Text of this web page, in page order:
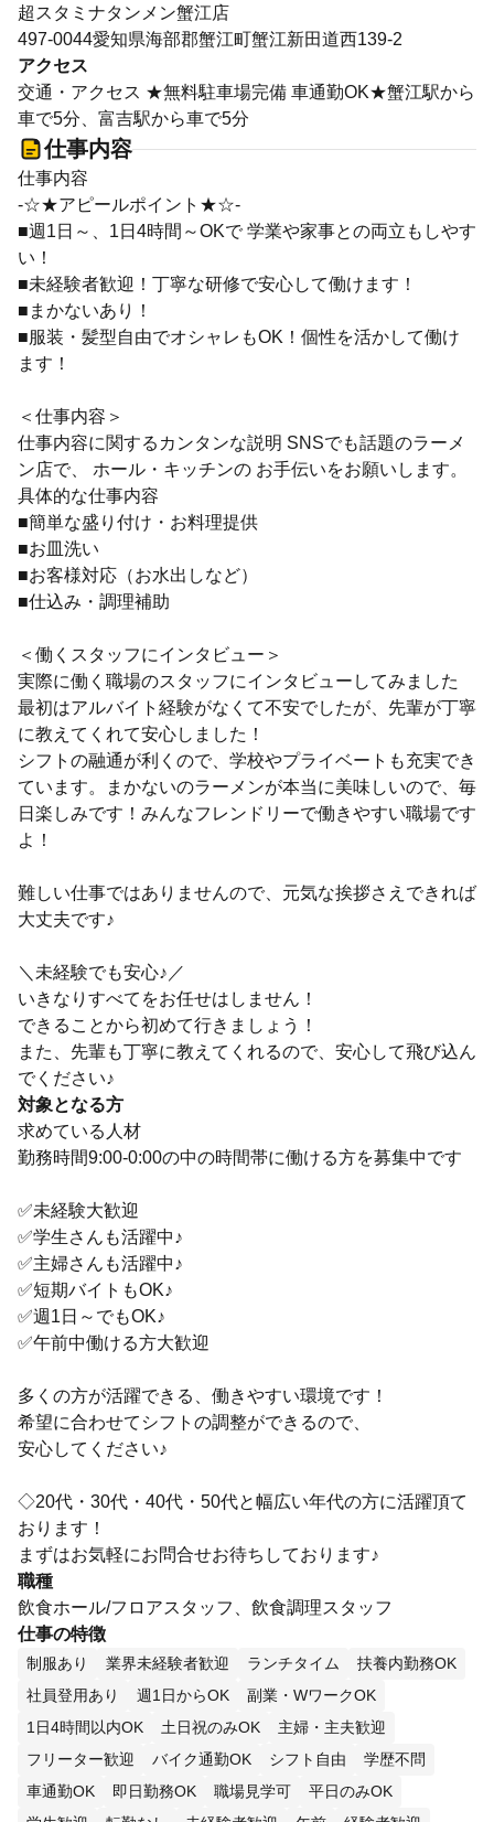
超スタミナタンメン蟹江店
497-0044愛知県海部郡蟹江町蟹江新田道西139-2
アクセス
交通・アクセス ★無料駐車場完備 車通勤OK★蟹江駅から
車で5分、富吉駅から車で5分
仕事内容
仕事内容
-☆★アピールポイント★☆-
■週1日～、1日4時間～OKで 学業や家事との両立もしやす
い！
■未経験者歓迎！丁寧な研修で安心して働けます！
■まかないあり！
■服装・髪型自由でオシャレもOK！個性を活かして働け
ます！
＜仕事内容＞
仕事内容に関するカンタンな説明 SNSでも話題のラーメ
ン店で、 ホール・キッチンの お手伝いをお願いします。
具体的な仕事内容
■簡単な盛り付け・お料理提供
■お皿洗い
■お客様対応（お水出しなど）
■仕込み・調理補助
＜働くスタッフにインタビュー＞
実際に働く職場のスタッフにインタビューしてみました
最初はアルバイト経験がなくて不安でしたが、先輩が丁寧
に教えてくれて安心しました！
シフトの融通が利くので、学校やプライベートも充実でき
ています。まかないのラーメンが本当に美味しいので、毎
日楽しみです！みんなフレンドリーで働きやすい職場です
よ！
難しい仕事ではありませんので、元気な挨拶さえできれば
大丈夫です♪
＼未経験でも安心♪／
いきなりすべてをお任せはしません！
できることから初めて行きましょう！
また、先輩も丁寧に教えてくれるので、安心して飛び込ん
でください♪
対象となる方
求めている人材
勤務時間9:00-0:00の中の時間帯に働ける方を募集中です
✅未経験大歓迎
✅学生さんも活躍中♪
✅主婦さんも活躍中♪
✅短期バイトもOK♪
✅週1日～でもOK♪
✅午前中働ける方大歓迎
多くの方が活躍できる、働きやすい環境です！
希望に合わせてシフトの調整ができるので、
安心してください♪
◇20代・30代・40代・50代と幅広い年代の方に活躍頂て
おります！
まずはお気軽にお問合せお待ちしております♪
職種
飲食ホール/フロアスタッフ、飲食調理スタッフ
仕事の特徴
制服あり 業界未経験者歓迎 ランチタイム
扶養内勤務OK
社員登用あり
週1日からOK
副業・WワークOK
1日4時間以内OK
土日祝のみOK
主婦・主夫歓迎
フリーター歓迎
バイク通勤OK シフト自由
学歴不問
車通勤OK
即日勤務OK 職場見学可
平日のみOK